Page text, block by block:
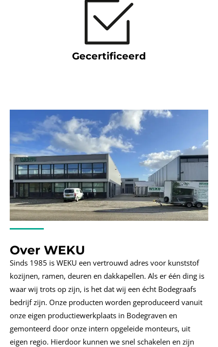
Gecertificeerd
Over WEKU
Sinds 1985 is WEKU een vertrouwd adres voor kunststof
kozijnen, ramen, deuren en dakkapellen. Als er één ding is
waar wij trots op zijn, is het dat wij een écht Bodegraafs
bedrijf zijn. Onze producten worden geproduceerd vanuit
onze eigen productiewerkplaats in Bodegraven en
gemonteerd door onze intern opgeleide monteurs, uit
eigen regio. Hierdoor kunnen we snel schakelen en zijn